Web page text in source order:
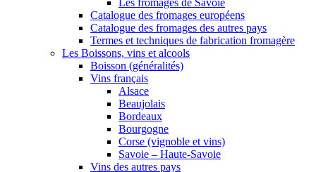
Les fromages de Savoie
Catalogue des fromages européens
Catalogue des fromages des autres pays
Termes et techniques de fabrication fromagère
Les Boissons, vins et alcools
Boisson (généralités)
Vins français
Alsace
Beaujolais
Bordeaux
Bourgogne
Corse (vignoble et vins)
Savoie – Haute-Savoie
Vins des autres pays